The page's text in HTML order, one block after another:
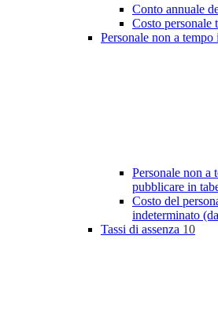
Conto annuale
Costo personale
Personale non a
Personale non a
pubblicare in
Costo del
indeterminato
Tassi di assenza 10